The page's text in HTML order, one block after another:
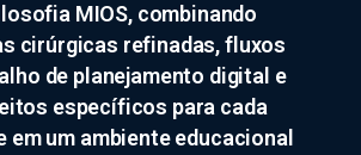
MIOS, combinando
cirúrgicas refinadas, fluxos
de planejamento digital e
específicos para cada
em um ambiente educacional